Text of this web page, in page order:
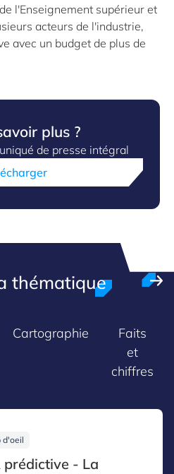
l'Enseignement supérieur et
acteurs de l'industrie,
avec un budget de plus de
plus ?
de presse intégral
thématique
Cartographie
Faits
et
chiffres
d'oeil
prédictive - La